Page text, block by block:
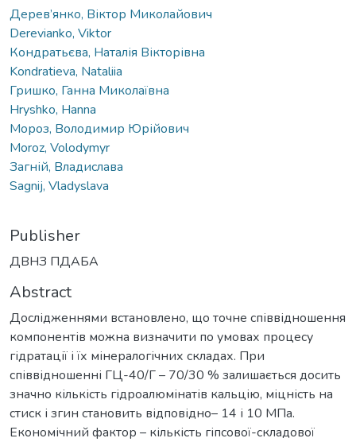
Дерев’янко, Віктор Миколайович
Derevianko, Viktor
Кондратьєва, Наталія Вікторівна
Kondratieva, Nataliia
Гришко, Ганна Миколаївна
Hryshko, Hanna
Мороз, Володимир Юрійович
Moroz, Volodymyr
Загній, Владислава
Sagnij, Vladyslava
Publisher
ДВНЗ ПДАБА
Abstract
Дослідженнями встановлено, що точне співвідношення
компонентів можна визначити по умовах процесу
гідратації і їх мінералогічних складах. При
співвідношенні ГЦ-40/Г – 70/30 % залишається досить
значно кількість гідроалюмінатів кальцію, міцність на
стиск і згин становить відповідно– 14 і 10 МПа.
Економічний фактор – кількість гіпсової-складової